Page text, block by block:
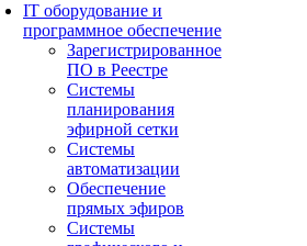
IT оборудование и
программное обеспечение
Зарегистрированное
ПО в Реестре
Системы
планирования
эфирной сетки
Системы
автоматизации
Обеспечение
прямых эфиров
Системы